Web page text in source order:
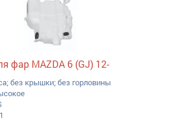
фар MAZDA 6 (GJ) 12-
без крышки; без горловины